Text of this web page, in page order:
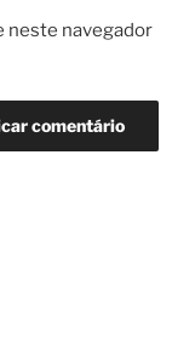
neste navegador